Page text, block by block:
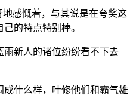
感慨着，与其说是在夸奖这
的特点特别棒。
雨新人的诸位纷纷看不下去
什么样，叶修他们和霸气雄